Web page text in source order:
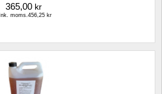
365,00 kr
Ink. moms.456,25 kr